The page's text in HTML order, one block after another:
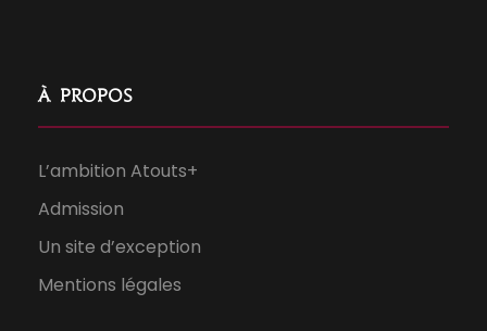
À propos
L’ambition Atouts+
Admission
Un site d’exception
Mentions légales